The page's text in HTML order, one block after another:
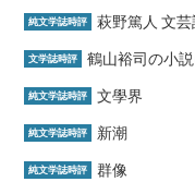
純文学誌時評 萩野篤人 文
文学誌時評 鶴山裕司の小
純文学誌時評 文學界
純文学誌時評 新潮
純文学誌時評 群像